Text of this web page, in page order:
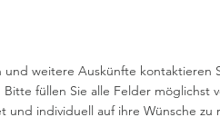
und weitere Auskünfte kontaktieren
füllen Sie alle Felder möglichst
und individuell auf ihre Wünsche zu